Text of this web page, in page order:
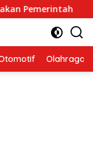
Olahraga